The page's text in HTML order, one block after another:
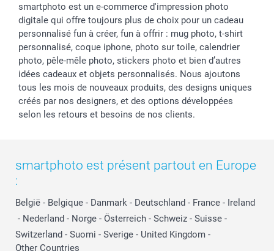
smartphoto est un e-commerce d'impression photo
digitale qui offre toujours plus de choix pour un cadeau
personnalisé fun à créer, fun à offrir : mug photo, t-shirt
personnalisé, coque iphone, photo sur toile, calendrier
photo, pêle-mêle photo, stickers photo et bien d’autres
idées cadeaux et objets personnalisés. Nous ajoutons
tous les mois de nouveaux produits, des designs uniques
créés par nos designers, et des options développées
selon les retours et besoins de nos clients.
smartphoto est présent partout en Europe
:
België - Belgique - Danmark - Deutschland - France - Ireland
- Nederland - Norge - Österreich - Schweiz - Suisse -
Switzerland - Suomi - Sverige - United Kingdom -
Other Countries